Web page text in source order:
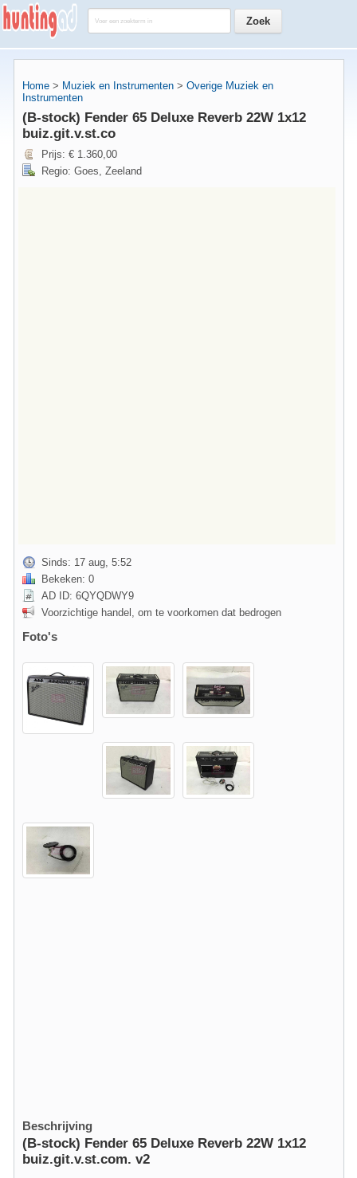
Home > Muziek en Instrumenten > Overige Muziek en
Instrumenten
(B-stock) Fender 65 Deluxe Reverb 22W 1x12
buiz.git.v.st.co
Prijs: € 1.360,00
Regio: Goes, Zeeland
Sinds: 17 aug, 5:52
Bekeken: 0
AD ID: 6QYQDWY9
Voorzichtige handel, om te voorkomen dat bedrogen
Foto's
Beschrijving
(B-stock) Fender 65 Deluxe Reverb 22W 1x12
buiz.git.v.st.com. v2